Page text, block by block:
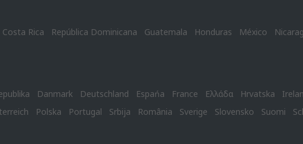
Costa Rica República Dominicana Guatemala Honduras México
Danmark Deutschland Espańa France Ελλάδα Hrvatska
Polska Portugal Srbija România Sverige Slovensko Suomi